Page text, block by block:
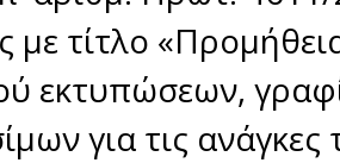
με τίτλο
εκτυπώσεων,
για τις ανάγκες